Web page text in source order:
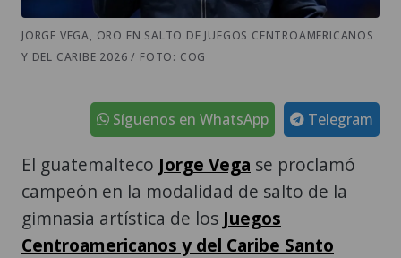
JORGE VEGA, ORO EN SALTO DE JUEGOS CENTROAMERICANOS
Y DEL CARIBE 2026 / FOTO: COG
Telegram
Síguenos en WhatsApp
El guatemalteco Jorge Vega se proclamó
campeón en la modalidad de salto de la
gimnasia artística de los Juegos
Centroamericanos y del Caribe Santo